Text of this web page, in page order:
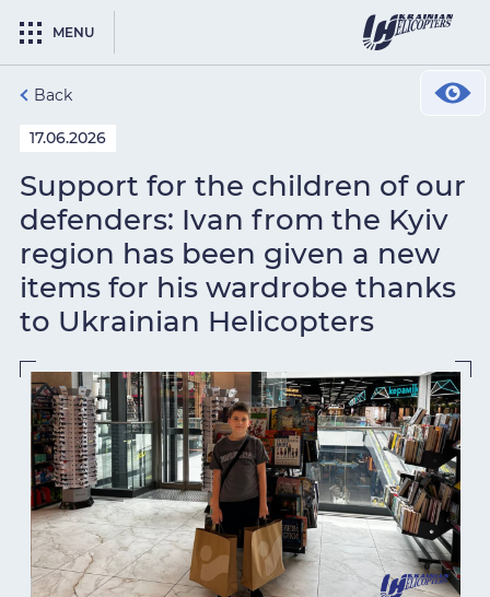
MENU
Back
17.06.2026
Support for the children of our
defenders: Ivan from the Kyiv
region has been given a new
items for his wardrobe thanks
to Ukrainian Helicopters